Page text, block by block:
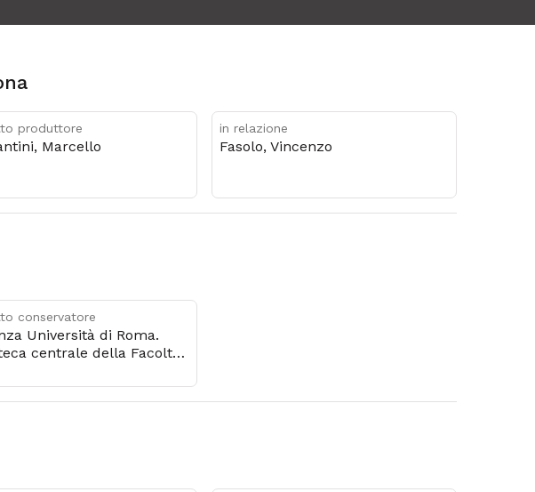
produttore
Marcello
in relazione
Fasolo, Vincenzo
conservatore
Università di Roma.
centrale della Facoltà